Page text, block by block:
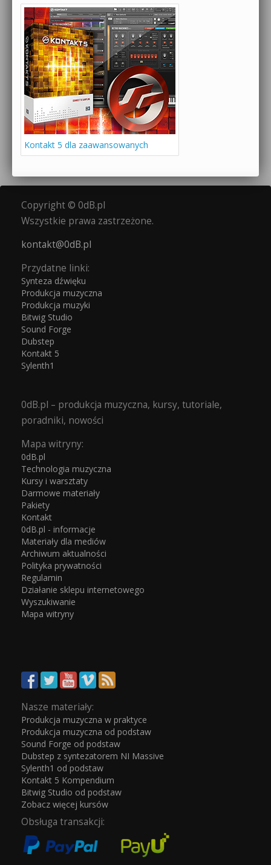
Kontakt 5 dla zaawansowanych
Copyright © 0dB.pl
Wszystkie prawa zastrzeżone.
kontakt@0dB.pl
Przydatne linki:
Synteza dźwięku
Produkcja muzyczna
Produkcja muzyki
Bitwig Studio
Sound Forge
Dubstep
Kontakt 5
Sylenth1
0dB.pl – produkcja muzyczna, kursy, tutoriale,
poradniki, nowości
Mapa witryny:
0dB.pl
Technologia muzyczna
Kursy i warsztaty
Darmowe materiały
Pakiety
Kontakt
0dB.pl - informacje
Materiały dla mediów
Archiwum aktualności
Polityka prywatności
Regulamin
Działanie sklepu internetowego
Wyszukiwanie
Mapa witryny
Nasze materiały:
Produkcja muzyczna w praktyce
Produkcja muzyczna od podstaw
Sound Forge od podstaw
Dubstep z syntezatorem NI Massive
Sylenth1 od podstaw
Kontakt 5 Kompendium
Bitwig Studio od podstaw
Zobacz więcej kursów
Obsługa transakcji: